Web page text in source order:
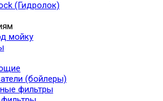
(Гидролок)
мойку
(бойлеры)
фильтры